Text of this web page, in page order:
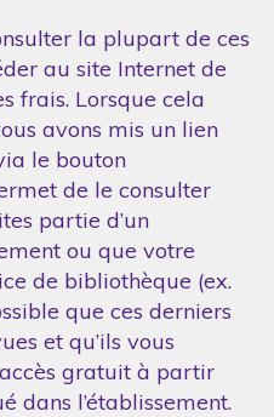
la plupart de ces
au site Internet de
frais. Lorsque cela
avons mis un lien
le bouton
de le consulter
partie d’un
ou que votre
de bibliothèque (ex.
que ces derniers
et qu’ils vous
gratuit à partir
dans l’établissement.